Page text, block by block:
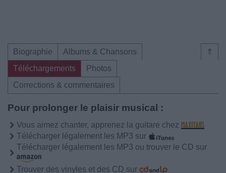
⇑
Biographie
Albums & Chansons
Téléchargements
Photos
Corrections & commentaires
Pour prolonger le plaisir musical :
Vous aimez chanter, apprenez la guitare chez
Télécharger légalement les MP3 sur
Télécharger légalement les MP3 ou trouver le CD sur
Trouver des vinyles et des CD sur